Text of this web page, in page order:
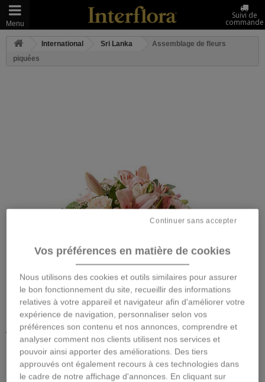
Menu
Suivi de
commande
International Sri Lanka
Assemblage de fleurs
piquées
Agrandir l'image
ASSEMBLAGE DE FLEURS
PIQUÉES
Description
Vos préférences en matière de cookies
Nous utilisons des cookies et outils similaires pour assurer
le bon fonctionnement du site, recueillir des informations
relatives à votre appareil et navigateur afin d'améliorer votre
expérience de navigation, personnaliser selon vos
préférences son contenu et nos annonces, comprendre et
analyser comment nos clients utilisent nos services et
pouvoir ainsi apporter des améliorations. Des tiers
approuvés ont également recours à ces technologies dans
le cadre de notre affichage d'annonces. En cliquant sur
Continuer sans accepter